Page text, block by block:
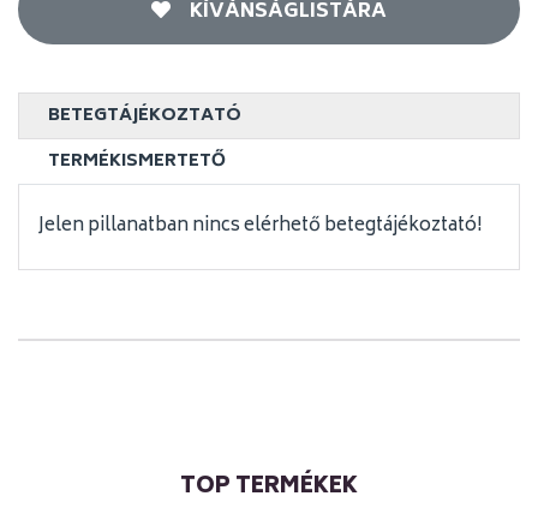
KÍVÁNSÁGLISTÁRA
BETEGTÁJÉKOZTATÓ
TERMÉKISMERTETŐ
Jelen pillanatban nincs elérhető betegtájékoztató!
TOP TERMÉKEK